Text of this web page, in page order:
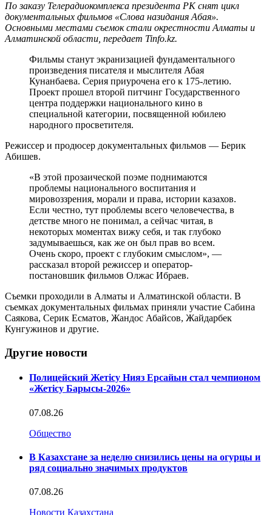
По заказу Телерадиокомплекса президента РК снят цикл
документальных фильмов «Слова назидания Абая».
Основными местами съемок стали окрестности Алматы и
Алматинской области, передает Tinfo.kz.
Фильмы станут экранизацией фундаментального
произведения писателя и мыслителя Абая
Кунанбаева. Серия приурочена его к 175-летию.
Проект прошел второй питчинг Государственного
центра поддержки национального кино в
специальной категории, посвященной юбилею
народного просветителя.
Режиссер и продюсер документальных фильмов — Берик
Абишев.
«В этой прозаической поэме поднимаются
проблемы национального воспитания и
мировоззрения, морали и права, истории казахов.
Если честно, тут проблемы всего человечества, в
детстве много не понимал, а сейчас читая, в
некоторых моментах вижу себя, и так глубоко
задумываешься, как же он был прав во всем.
Очень скоро, проект с глубоким смыслом», —
рассказал второй режиссер и оператор-
постановшик фильмов Олжас Ибраев.
Съемки проходили в Алматы и Алматинской области. В
съемках документальных фильмах приняли участие Сабина
Саякова, Серик Есматов, Жандос Абайсов, Жайдарбек
Кунгужинов и другие.
Другие новости
Полицейский Жетісу Нияз Ерсайын стал чемпионом
«Жетісу Барысы-2026»
07.08.26
Общество
В Казахстане за неделю снизились цены на огурцы и
ряд социально значимых продуктов
07.08.26
Новости Казахстана